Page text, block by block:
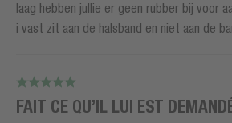
laag hebben jullie er geen rubber bij voor
i vast zit aan de halsband en niet aan de
FAIT CE QU’IL LUI EST